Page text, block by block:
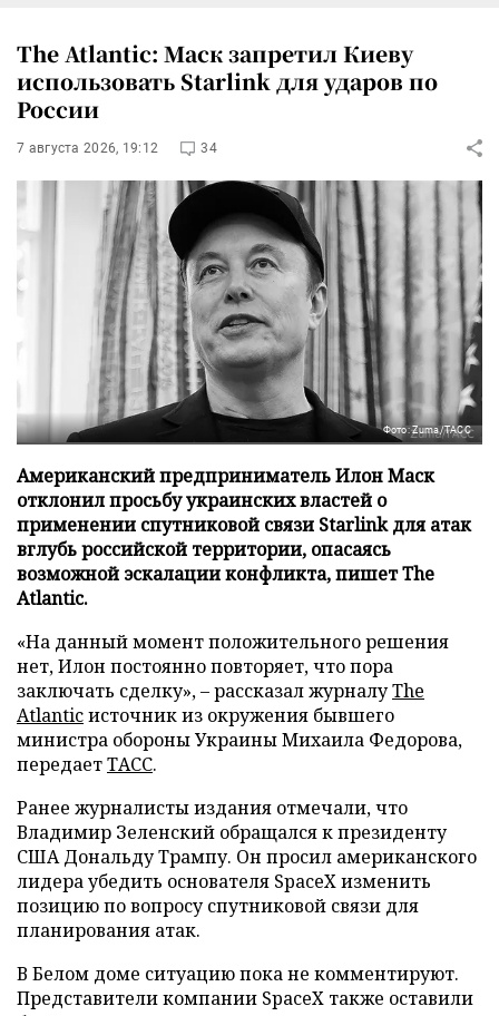
The Atlantic: Маск запретил Киеву
использовать Starlink для ударов по
России
7 августа 2026, 19:12 34
Фото: Zuma/ТАСС
Американский предприниматель Илон Маск
отклонил просьбу украинских властей о
применении спутниковой связи Starlink для атак
вглубь российской территории, опасаясь
возможной эскалации конфликта, пишет The
Atlantic.
«На данный момент положительного решения
нет, Илон постоянно повторяет, что пора
заключать сделку», – рассказал журналуThe
Atlanticисточник из окружения бывшего
министра обороны Украины Михаила Федорова,
передаетТАСС.
Ранее журналисты издания отмечали, что
Владимир Зеленский обращался к президенту
США Дональду Трампу. Он просил американского
лидера убедить основателя SpaceX изменить
позицию по вопросу спутниковой связи для
планирования атак.
В Белом доме ситуацию пока не комментируют.
Представители компании SpaceX также оставили